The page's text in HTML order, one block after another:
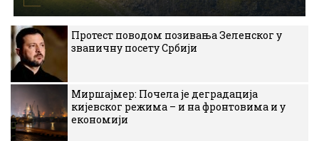
Протест поводом позивања Зеленског у
званичну посету Србији
Миршајмер: Почела је деградација
кијевског режима – и на фронтовима и у
економији